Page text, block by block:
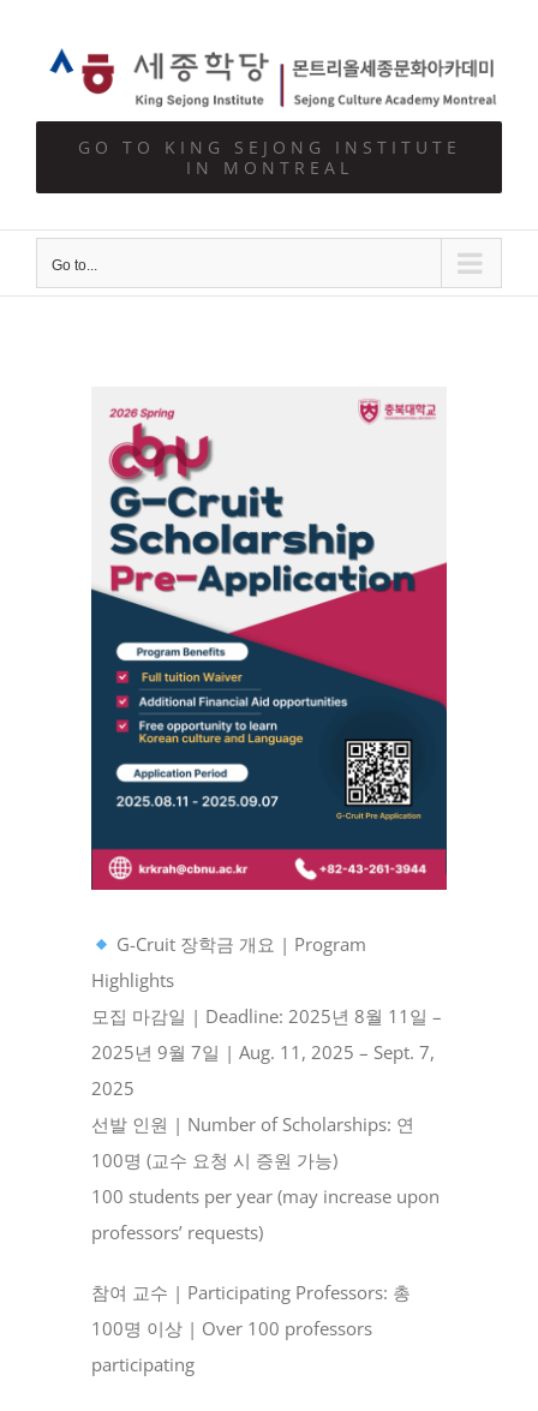
GO TO KING SEJONG INSTITUTE
IN MONTREAL
Go to...
G-Cruit 장학금 개요 | Program
Highlights
모집 마감일 | Deadline: 2025년 8월 11일 –
2025년 9월 7일 | Aug. 11, 2025 – Sept. 7,
2025
선발 인원 | Number of Scholarships: 연
100명 (교수 요청 시 증원 가능)
100 students per year (may increase upon
professors’ requests)
참여 교수 | Participating Professors: 총
100명 이상 | Over 100 professors
participating